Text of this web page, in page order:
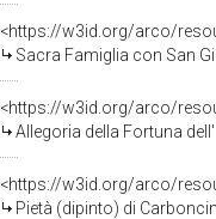
<https://w3id.org/arco/
Sacra Famiglia con San
<https://w3id.org/arco/
Allegoria della Fortuna
<https://w3id.org/arco/
Pietà (dipinto) di